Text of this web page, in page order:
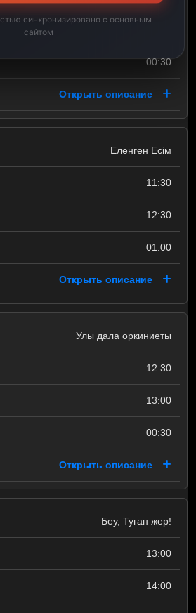
00:30
Открыть описание
Еленген Еciм
11:30
12:30
01:00
Открыть описание
Улы дала оркиниеты
12:30
13:00
00:30
Открыть описание
Беу, Туған жер!
13:00
14:00
синхронизировано с основным
сайтом